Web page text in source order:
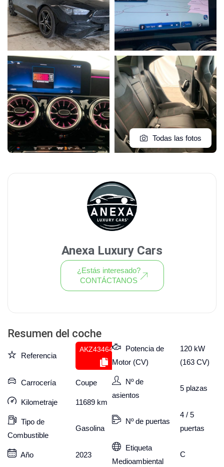
Todas las fotos
Resumen del coche
Referencia
AKZ434645291
Carrocería Coupe
Kilometraje 11689 km
Tipo de
Combustible
Gasolina
Año 2023
Potencia de
Motor (CV)
120 kW
(163 CV)
Nº de
asientos
5 plazas
Nº de puertas
4 / 5
puertas
Etiqueta
Medioambiental
C
Anexa Luxury Cars
¿Estás interesado?
CONTÁCTANOS